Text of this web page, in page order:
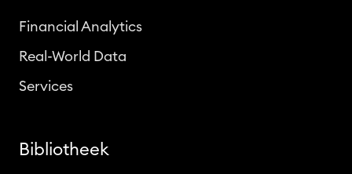
Financial Analytics
Real-World Data
Services
Bibliotheek